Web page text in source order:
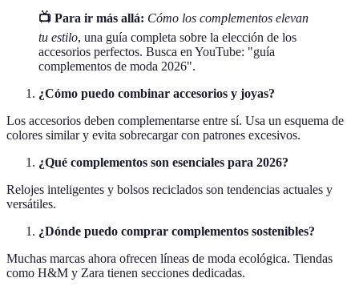
📺 Para ir más allá: Cómo los complementos elevan
tu estilo, una guía completa sobre la elección de los
accesorios perfectos. Busca en YouTube: "guía
complementos de moda 2026".
¿Cómo puedo combinar accesorios y joyas?
Los accesorios deben complementarse entre sí. Usa un esquema de
colores similar y evita sobrecargar con patrones excesivos.
¿Qué complementos son esenciales para 2026?
Relojes inteligentes y bolsos reciclados son tendencias actuales y
versátiles.
¿Dónde puedo comprar complementos sostenibles?
Muchas marcas ahora ofrecen líneas de moda ecológica. Tiendas
como H&M y Zara tienen secciones dedicadas.